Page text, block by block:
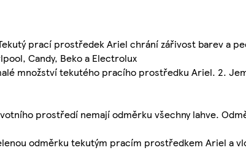
Tekutý prací prostředek Ariel chrání zářivost barev a
Candy, Beko a Electrolux
malé množství tekutého pracího prostředku Ariel. 2.
prostředí nemají odměrku všechny lahve.
zelenou odměrku tekutým pracím prostředkem Ariel a